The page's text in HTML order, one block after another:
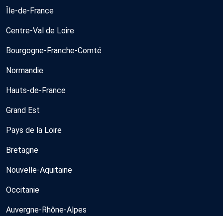
Île-de-France
Centre-Val de Loire
Bourgogne-Franche-Comté
Normandie
Hauts-de-France
Grand Est
Pays de la Loire
Bretagne
Nouvelle-Aquitaine
Occitanie
Auvergne-Rhône-Alpes